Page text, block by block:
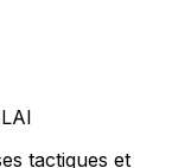
AI
tactiques et